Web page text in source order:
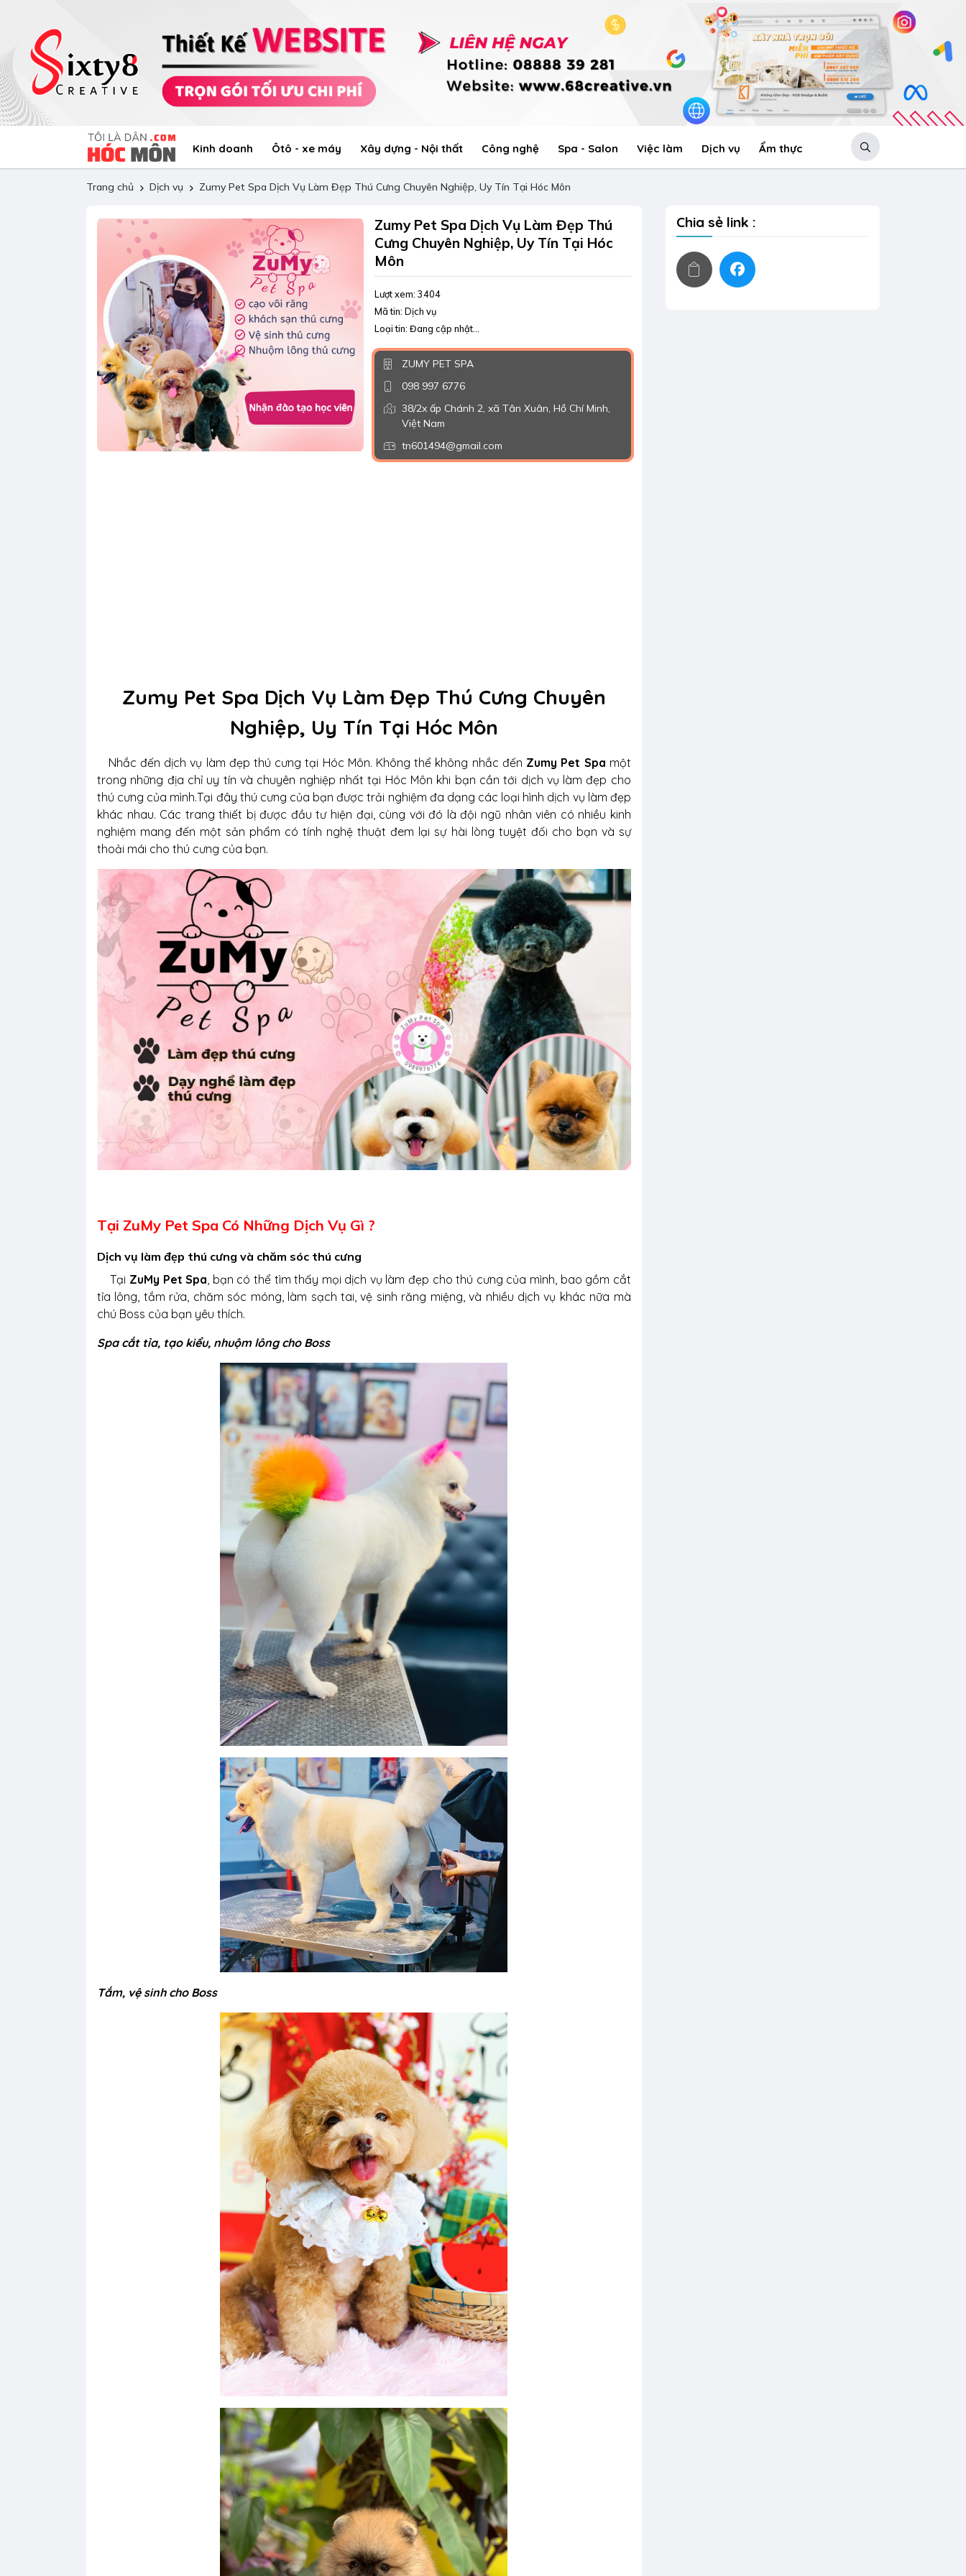
Kinh doanh Ôtô - xe máy Xây dựng - Nội thất Công nghệ Spa - Salon Việc làm Dịch vụ Ẩm thực
Trang chủ Dịch vụ Zumy Pet Spa Dịch Vụ Làm Đẹp Thú Cưng Chuyên Nghiệp, Uy Tín Tại Hóc Môn
Zumy Pet Spa Dịch Vụ Làm Đẹp Thú
Cưng Chuyên Nghiệp, Uy Tín Tại Hóc
Môn
Lượt xem: 3404
Mã tin: Dịch vụ
Loại tin: Đang cập nhật...
ZUMY PET SPA
098 997 6776
38/2x ấp Chánh 2, xã Tân Xuân, Hồ Chí Minh,
Việt Nam
tn601494@gmail.com
Zumy Pet Spa Dịch Vụ Làm Đẹp Thú Cưng Chuyên
Nghiệp, Uy Tín Tại Hóc Môn
Nhắc đến dịch vụ làm đẹp thú cưng tại Hóc Môn. Không thể không nhắc đến Zumy Pet Spa một
trong những địa chỉ uy tín và chuyên nghiệp nhất tại Hóc Môn khi bạn cần tới dịch vụ làm đẹp cho
thú cưng của mình.Tại đây thú cưng của bạn được trải nghiệm đa dạng các loại hình dịch vụ làm đẹp
khác nhau. Các trang thiết bị được đầu tư hiện đại, cùng với đó là đội ngũ nhân viên có nhiều kinh
nghiệm mang đến một sản phẩm có tính nghệ thuật đem lại sự hài lòng tuyệt đối cho bạn và sự
thoải mái cho thú cưng của bạn.
Tại ZuMy Pet Spa Có Những Dịch Vụ Gì ?
Dịch vụ làm đẹp thú cưng và chăm sóc thú cưng
Tại ZuMy Pet Spa , bạn có thể tìm thấy mọi dịch vụ làm đẹp cho thú cưng của mình, bao gồm cắt
tỉa lông, tắm rửa, chăm sóc móng, làm sạch tai, vệ sinh răng miệng, và nhiều dịch vụ khác nữa mà
chú Boss của bạn yêu thích.
Spa cắt tỉa, tạo kiểu, nhuộm lông cho Boss
Tắm, vệ sinh cho Boss
Chia sẻ link :